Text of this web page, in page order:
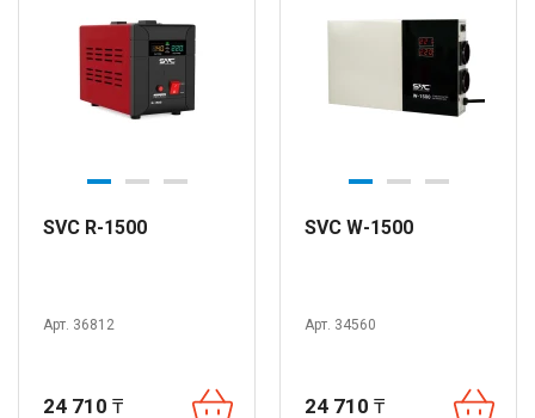
SVC R-1500
Арт. 36812
24 710 ₸
SVC W-1500
Арт. 34560
24 710 ₸